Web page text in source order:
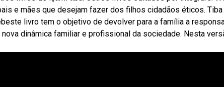
e mães que desejam fazer dos filhos cidadãos éticos.
livro tem o objetivo de devolver para a família a
dinâmica familiar e profissional da sociedade. Nesta